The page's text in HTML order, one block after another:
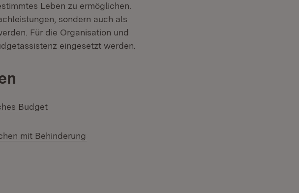
Leben zu ermöglichen.
sondern auch als
Für die Organisation und
eingesetzt werden.
Budget
mit Behinderung